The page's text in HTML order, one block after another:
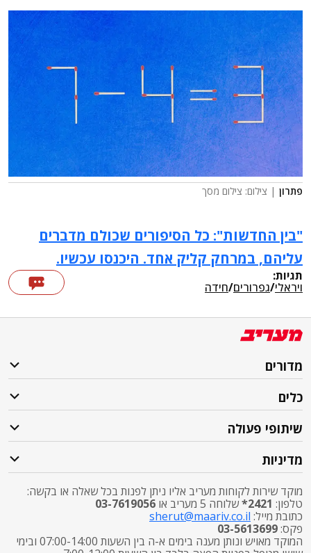
פתרון | צילום: צילום מסך
"בין החדשות": כל הסיפורים שכולם מדברים
עליהם, במרחק קליק אחד. היכנסו עכשיו.
תגיות:
ויראלי/גפרורים/חידה
מדורים
כלים
שיתופי פעולה
מדיניות
מוקד שירות לקוחות מעריב אליו ניתן לפנות בכל שאלה או בקשה:
טלפון: 2421* שלוחה 5 מעריב או
03-7619056
כתובת מייל: sherut@maariv.co.il
פקס:03-5613699
המוקד מאויש ונותן מענה בימים א-ה בין השעות 07:00-14:00 ובימי